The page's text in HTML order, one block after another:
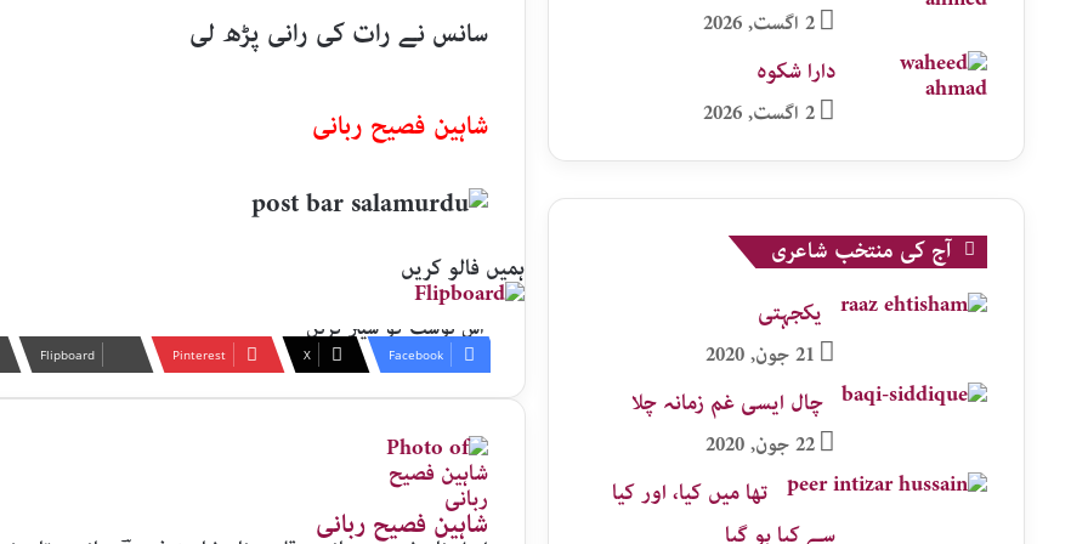
سانس نے رات کی رانی پڑھ لی
شاہین فصیح ربانی
ہمیں فالو کریں
اس پوسٹ کو شیئر کریں
Facebook
X
Pinterest
Flipboard
شاہین فصیح ربانی
2 اگست, 2026
دارا شکوہ
2 اگست, 2026
آج کی منتخب شاعری
یکجہتی
21 جون, 2020
چال ایسی غم زمانہ چلا
22 جون, 2020
تھا میں کیا، اور کیا
سے کیا ہو گیا